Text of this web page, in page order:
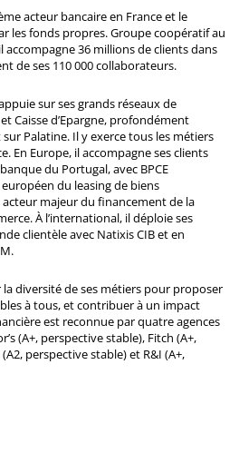
acteur bancaire en France et le
les fonds propres. Groupe coopératif au
accompagne 36 millions de clients dans
de ses 110 000 collaborateurs.
sur ses grands réseaux de
Caisse d’Epargne, profondément
Palatine. Il y exerce tous les métiers
En Europe, il accompagne ses clients
du Portugal, avec BPCE
du leasing de biens
acteur majeur du financement de la
À l’international, il déploie ses
clientèle avec Natixis CIB et en
la diversité de ses métiers pour proposer
à tous, et contribuer à un impact
est reconnue par quatre agences
(A+, perspective stable), Fitch (A+,
perspective stable) et R&I (A+,